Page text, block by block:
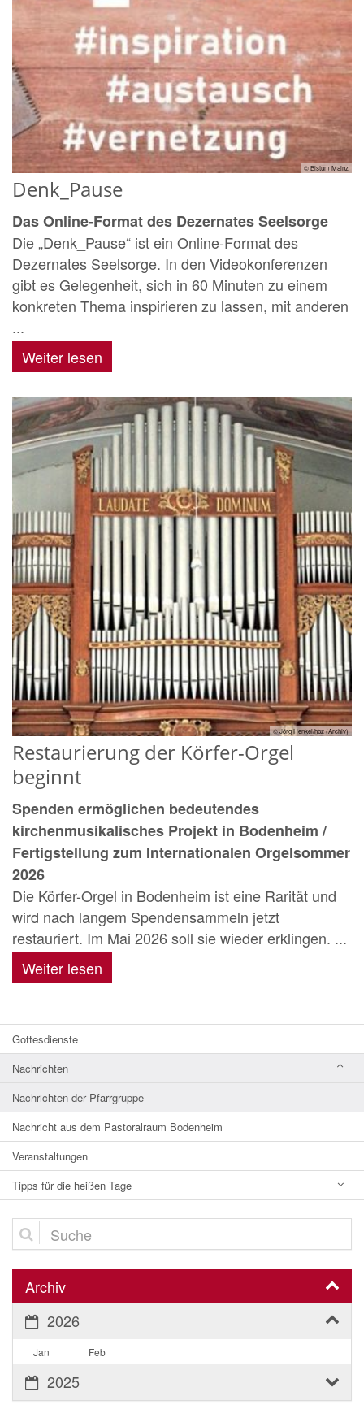
© Bistum Mainz
Denk_Pause
Das Online-Format des Dezernates Seelsorge
Die „Denk_Pause“ ist ein Online-Format des
Dezernates Seelsorge. In den Videokonferenzen
gibt es Gelegenheit, sich in 60 Minuten zu einem
konkreten Thema inspirieren zu lassen, mit anderen
...
Weiter lesen
© Jörg Henkel/hbz (Archiv)
Restaurierung der Körfer-Orgel
beginnt
Spenden ermöglichen bedeutendes
kirchenmusikalisches Projekt in Bodenheim /
Fertigstellung zum Internationalen Orgelsommer
2026
Die Körfer-Orgel in Bodenheim ist eine Rarität und
wird nach langem Spendensammeln jetzt
restauriert. Im Mai 2026 soll sie wieder erklingen. ...
Weiter lesen
Gottesdienste
Nachrichten
Nachrichten der Pfarrgruppe
Nachricht aus dem Pastoralraum Bodenheim
Veranstaltungen
Tipps für die heißen Tage
Suche
Archiv
2026
Jan Feb
2025